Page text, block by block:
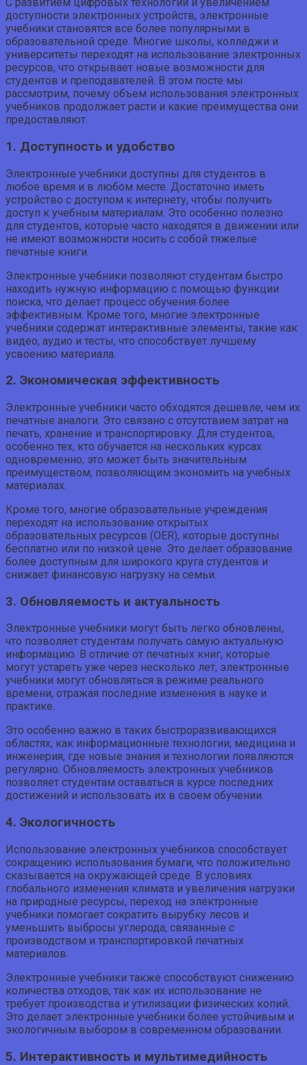
доступности электронных устройств, электронные
учебники становятся все более популярными в
образовательной среде. Многие школы, колледжи и
университеты переходят на использование электронных
ресурсов, что открывает новые возможности для
студентов и преподавателей. В этом посте мы
рассмотрим, почему объем использования электронных
учебников продолжает расти и какие преимущества они
предоставляют.
1. Доступность и удобство
Электронные учебники доступны для студентов в
любое время и в любом месте. Достаточно иметь
устройство с доступом к интернету, чтобы получить
доступ к учебным материалам. Это особенно полезно
для студентов, которые часто находятся в движении или
не имеют возможности носить с собой тяжелые
печатные книги.
Электронные учебники позволяют студентам быстро
находить нужную информацию с помощью функции
поиска, что делает процесс обучения более
эффективным. Кроме того, многие электронные
учебники содержат интерактивные элементы, такие как
видео, аудио и тесты, что способствует лучшему
усвоению материала.
2. Экономическая эффективность
Электронные учебники часто обходятся дешевле, чем их
печатные аналоги. Это связано с отсутствием затрат на
печать, хранение и транспортировку. Для студентов,
особенно тех, кто обучается на нескольких курсах
одновременно, это может быть значительным
преимуществом, позволяющим экономить на учебных
материалах.
Кроме того, многие образовательные учреждения
переходят на использование открытых
образовательных ресурсов (OER), которые доступны
бесплатно или по низкой цене. Это делает образование
более доступным для широкого круга студентов и
снижает финансовую нагрузку на семьи.
3. Обновляемость и актуальность
Электронные учебники могут быть легко обновлены,
что позволяет студентам получать самую актуальную
информацию. В отличие от печатных книг, которые
могут устареть уже через несколько лет, электронные
учебники могут обновляться в режиме реального
времени, отражая последние изменения в науке и
практике.
Это особенно важно в таких быстроразвивающихся
областях, как информационные технологии, медицина и
инженерия, где новые знания и технологии появляются
регулярно. Обновляемость электронных учебников
позволяет студентам оставаться в курсе последних
достижений и использовать их в своем обучении.
4. Экологичность
Использование электронных учебников способствует
сокращению использования бумаги, что положительно
сказывается на окружающей среде. В условиях
глобального изменения климата и увеличения нагрузки
на природные ресурсы, переход на электронные
учебники помогает сократить вырубку лесов и
уменьшить выбросы углерода, связанные с
производством и транспортировкой печатных
материалов.
Электронные учебники также способствуют снижению
количества отходов, так как их использование не
требует производства и утилизации физических копий.
Это делает электронные учебники более устойчивым и
экологичным выбором в современном образовании.
5. Интерактивность и мультимедийность